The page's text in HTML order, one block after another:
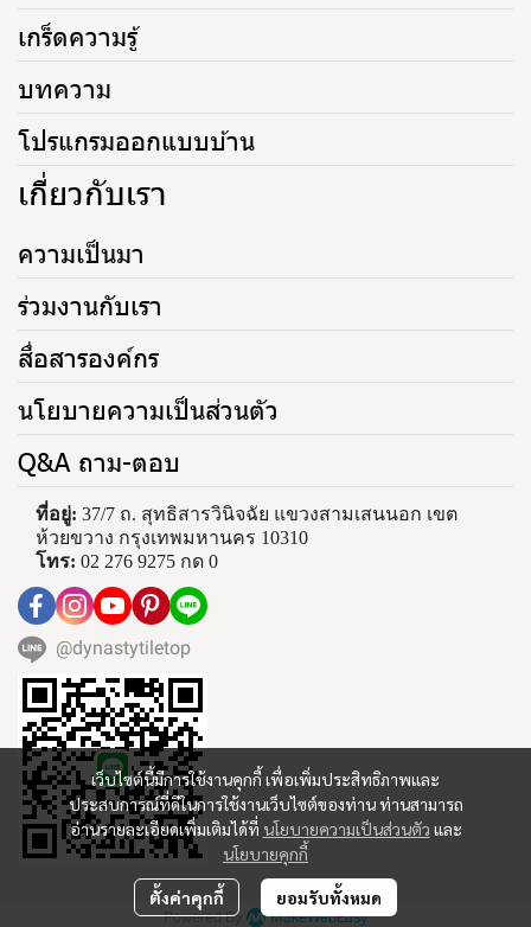
เว็บไซต์นี้มีการใช้งานคุกกี้ เพื่อเพิ่มประสิทธิภาพและ
ประสบการณ์ที่ดีในการใช้งานเว็บไซต์ของท่าน ท่านสามารถ
อ่านรายละเอียดเพิ่มเติมได้ที่ นโยบายความเป็นส่วนตัว และ
นโยบายคุกกี้
ตั้งค่าคุกกี้ ยอมรับทั้งหมด
เกร็ดความรู้
บทความ
โปรแกรมออกแบบบ้าน
เกี่ยวกับเรา
ความเป็นมา
ร่วมงานกับเรา
สื่อสารองค์กร
นโยบายความเป็นส่วนตัว
Q&A ถาม-ตอบ
ที่อยู่: 37/7 ถ. สุทธิสารวินิจฉัย แขวงสามเสนนอก เขต
ห้วยขวาง กรุงเทพมหานคร 10310
โทร: 02 276 9275 กด 0
@dynastytiletop
Powered By MakeWebEasy